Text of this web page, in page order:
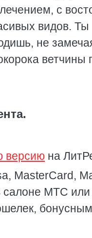
с
видов. Ты
не
ветчины
версию на
MasterCard,
салоне МТС или